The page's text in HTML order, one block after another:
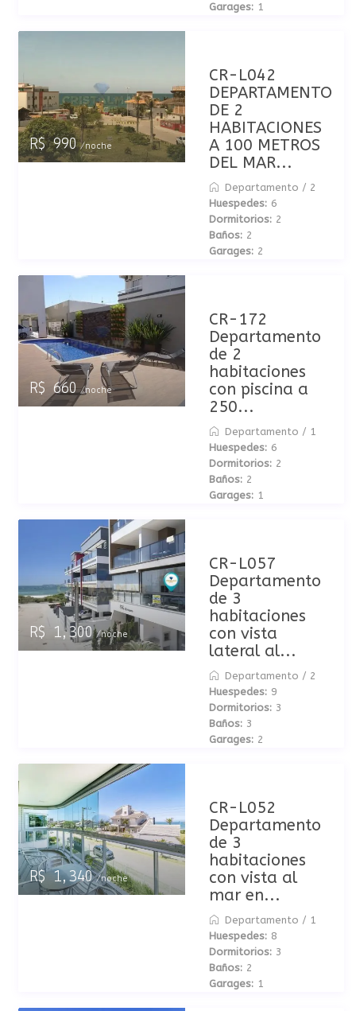
Garages: 1
R$ 990/noche
CR-L042
DEPARTAMENTO
DE 2
HABITACIONES
A 100 METROS
DEL MAR...
Departamento / 2
Huespedes: 6
Dormitorios: 2
Baños: 2
Garages: 2
R$ 660/noche
CR-172
Departamento
de 2
habitaciones
con piscina a
250...
Departamento / 1
Huespedes: 6
Dormitorios: 2
Baños: 2
Garages: 1
R$ 1,300/noche
CR-L057
Departamento
de 3
habitaciones
con vista
lateral al...
Departamento / 2
Huespedes: 9
Dormitorios: 3
Baños: 3
Garages: 2
R$ 1,340/noche
CR-L052
Departamento
de 3
habitaciones
con vista al
mar en...
Departamento / 1
Huespedes: 8
Dormitorios: 3
Baños: 2
Garages: 1